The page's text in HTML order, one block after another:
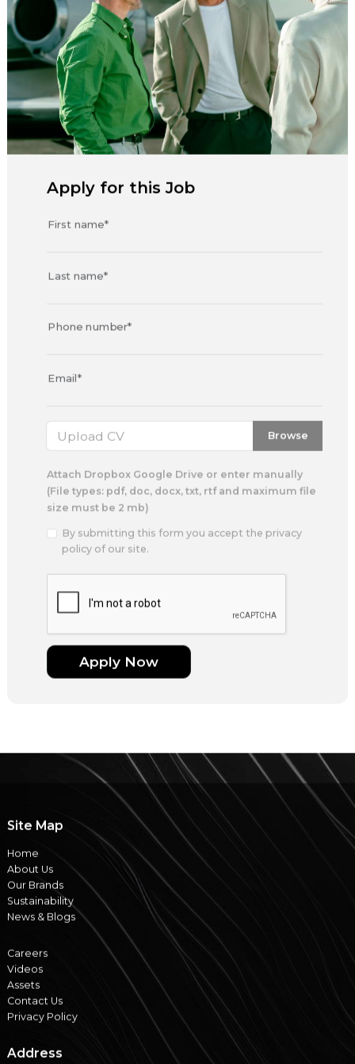
Apply for this Job
Last name*
Email*
Attach Dropbox Google Drive or enter manually
(File types: pdf, doc, docx, txt, rtf and maximum file
size must be 2 mb)
By submitting this form you accept the privacy
policy of our site.
Apply Now
Site Map
Home
Our Brands
Sustainability
News & Blogs
Careers
Contact Us
Privacy Policy